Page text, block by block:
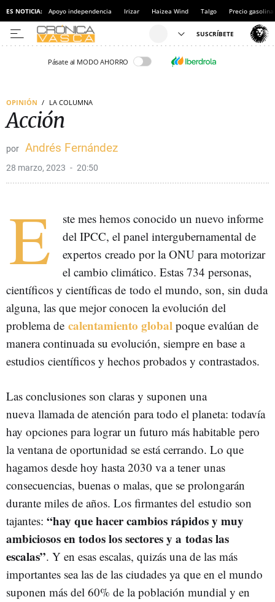
ES NOTICIA: Apoyo independencia Irizar Haizea Wind Talgo Precio gasolina
Pásate al MODO AHORRO
OPINIÓN LA COLUMNA
Acción
Andrés Fernández
28 marzo, 2023 20:50
E
ste mes hemos conocido un nuevo informe
del IPCC, el panel intergubernamental de
expertos creado por la ONU para motorizar
el cambio climático. Estas 734 personas,
científicos y científicas de todo el mundo, son, sin duda
alguna, las que mejor conocen la evolución del
problema de calentamiento global poque evalúan de
manera continuada su evolución, siempre en base a
estudios científicos y hechos probados y contrastados.
Las conclusiones son claras y suponen una
nueva llamada de atención para todo el planeta: todavía
hay opciones para lograr un futuro más habitable pero
la ventana de oportunidad se está cerrando. Lo que
hagamos desde hoy hasta 2030 va a tener unas
consecuencias, buenas o malas, que se prolongarán
durante miles de años. Los firmantes del estudio son
tajantes: “hay que hacer cambios rápidos y muy
ambiciosos en todos los sectores y a todas las
escalas”. Y en esas escalas, quizás una de las más
importantes sea las de las ciudades ya que en el mundo
suponen más del 60% de la población mundial y en